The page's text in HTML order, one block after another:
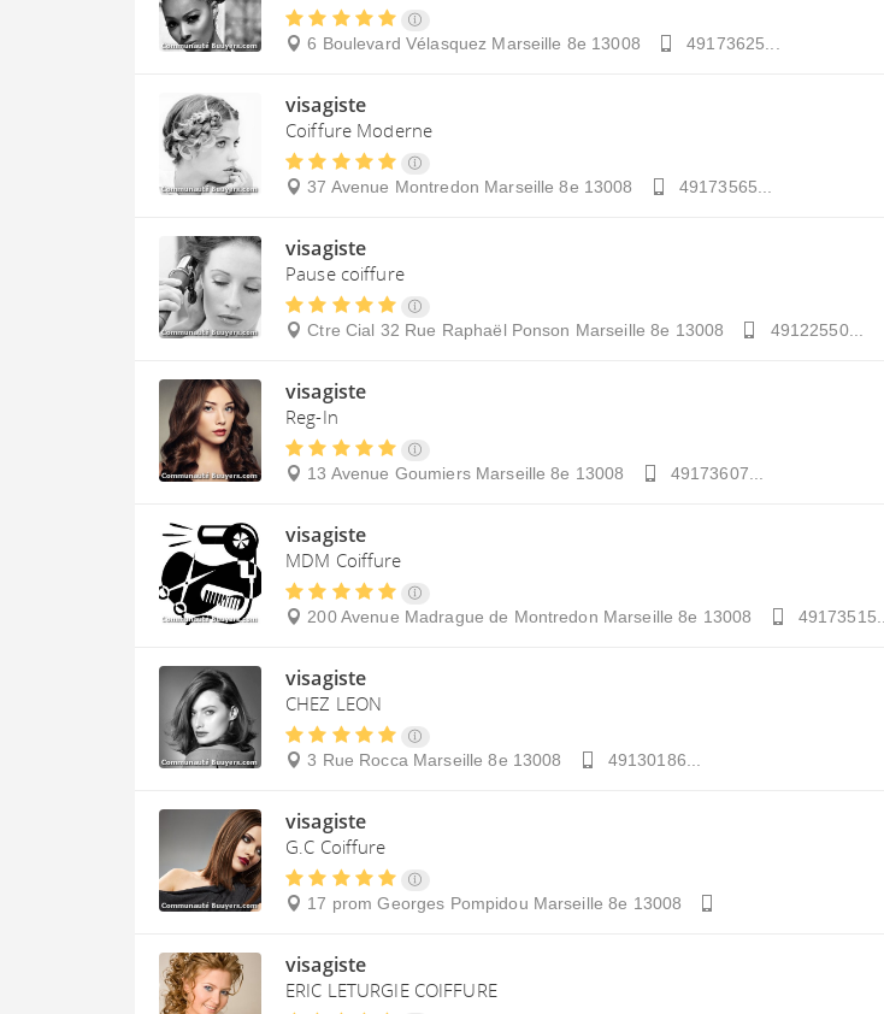
6 Boulevard Vélasquez Marseille 8e 13008 49173625...
visagiste
Coiffure Moderne
37 Avenue Montredon Marseille 8e 13008 49173565...
visagiste
Pause coiffure
Ctre Cial 32 Rue Raphaël Ponson Marseille 8e 13008 49122550...
visagiste
Reg-In
13 Avenue Goumiers Marseille 8e 13008 49173607...
visagiste
MDM Coiffure
200 Avenue Madrague de Montredon Marseille 8e 13008 49173515...
visagiste
CHEZ LEON
3 Rue Rocca Marseille 8e 13008 49130186...
visagiste
G.C Coiffure
17 prom Georges Pompidou Marseille 8e 13008
visagiste
ERIC LETURGIE COIFFURE